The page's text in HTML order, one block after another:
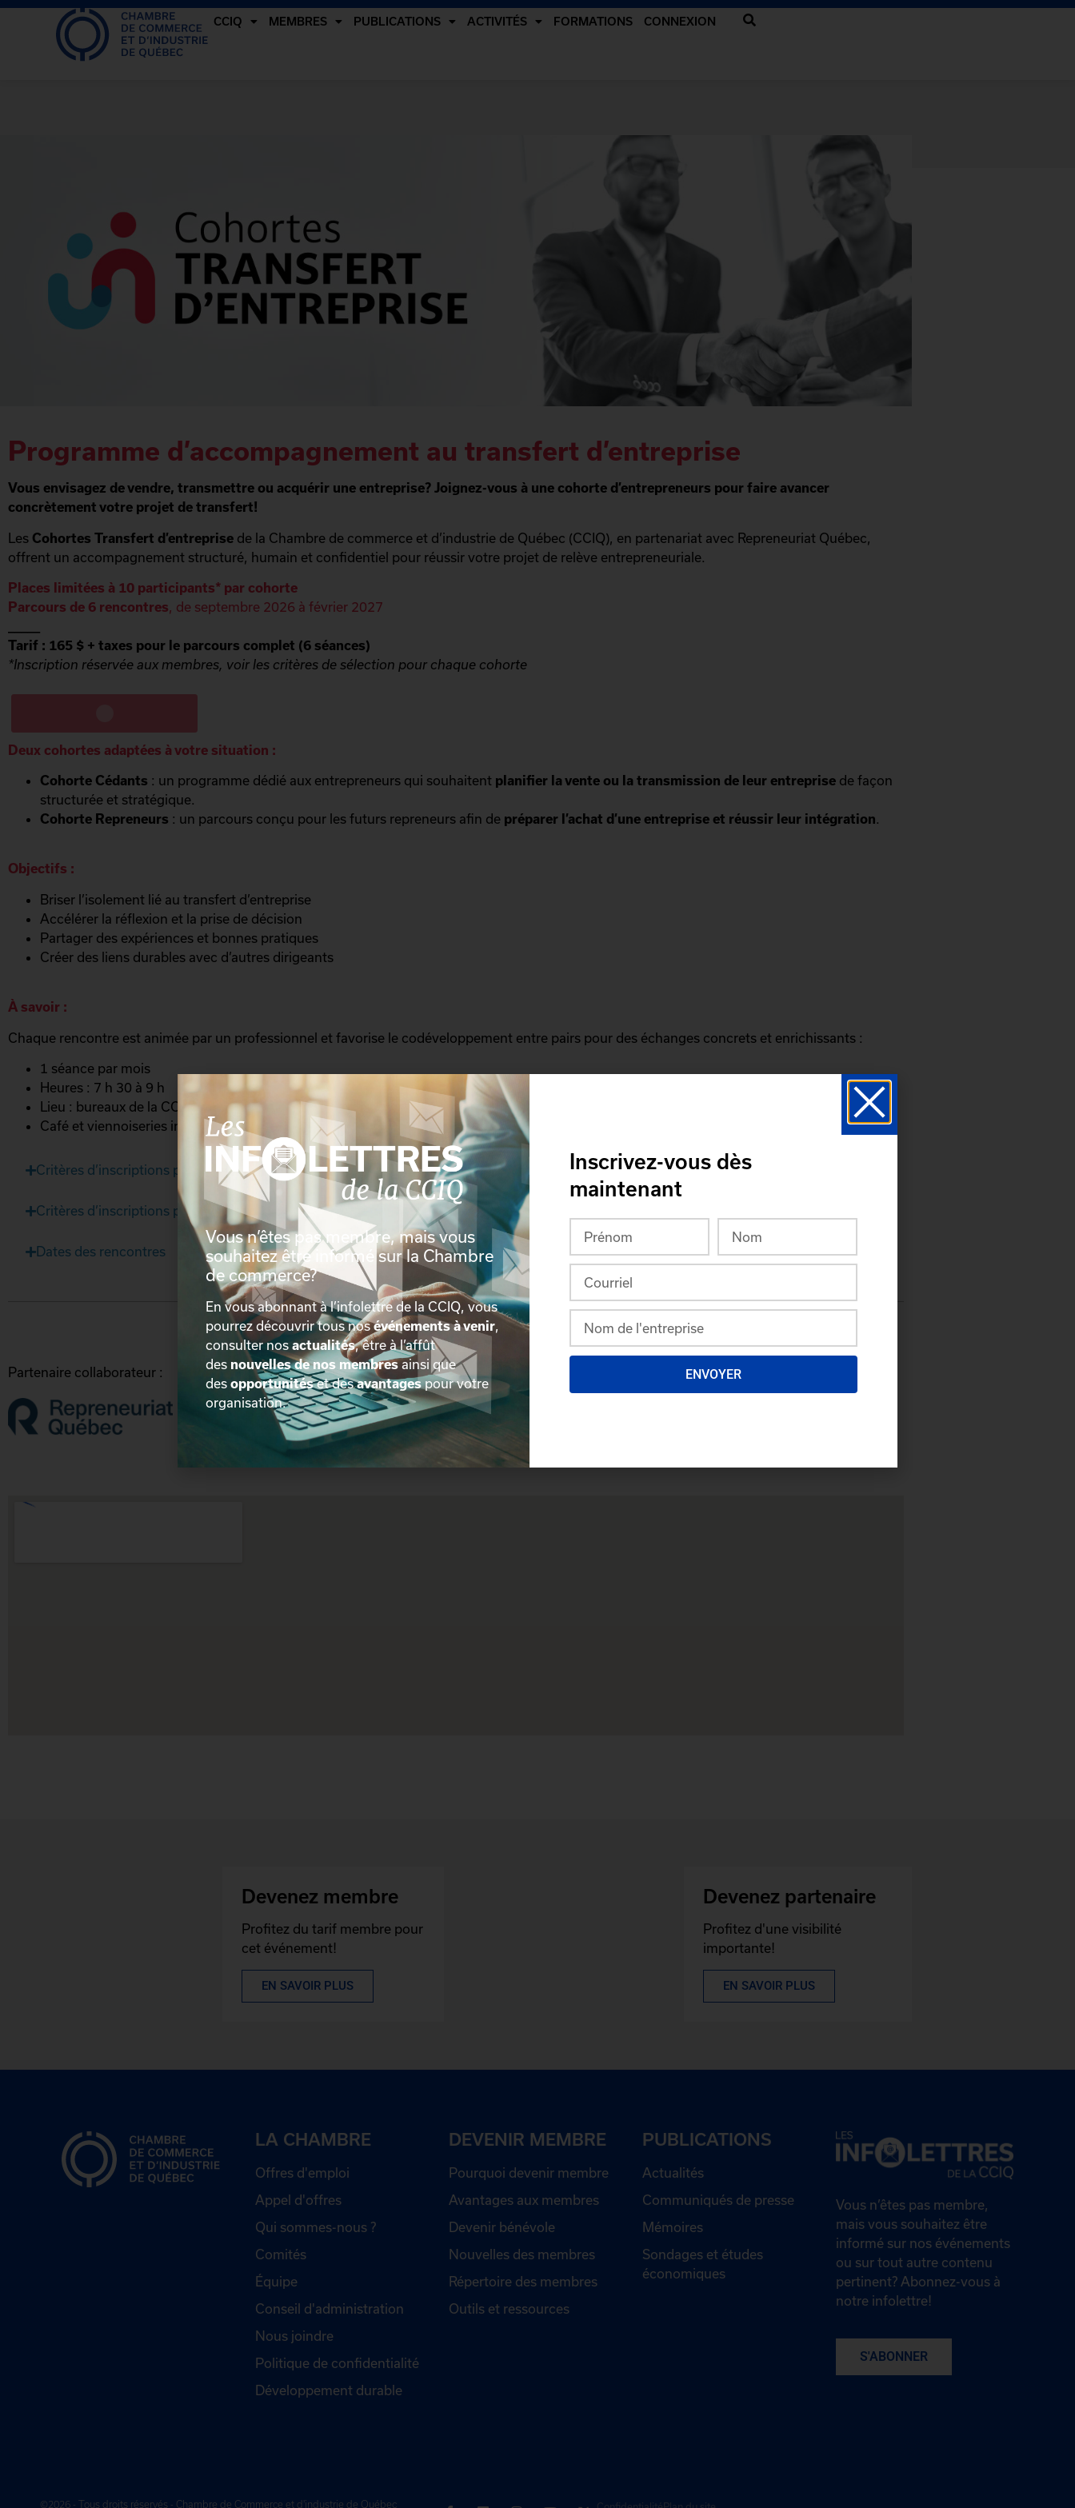
CCIQ MEMBRES PUBLICATIONS ACTIVITÉS FORMATIONS CONNEXION
Programme d’accompagnement au transfert d’entreprise
Vous envisagez de vendre, transmettre ou acquérir une entreprise? Joignez-vous à une cohorte d’entrepreneurs pour faire avancer
concrètement votre projet de transfert!
Les Cohortes Transfert d’entreprise de la Chambre de commerce et d’industrie de Québec (CCIQ), en partenariat avec Repreneuriat Québec,
offrent un accompagnement structuré, humain et confidentiel pour réussir votre projet de relève entrepreneuriale.
Places limitées à 10 participants* par cohorte
Parcours de 6 rencontres, de septembre 2026 à février 2027
Tarif : 165 $ + taxes pour le parcours complet (6 séances)
*Inscription réservée aux membres, voir les critères de sélection pour chaque cohorte
Deux cohortes adaptées à votre situation :
Cohorte Cédants : un programme dédié aux entrepreneurs qui souhaitent planifier la vente ou la transmission de leur entreprise de façon
structurée et stratégique.
Cohorte Repreneurs : un parcours conçu pour les futurs repreneurs afin de préparer l’achat d’une entreprise et réussir leur intégration.
Objectifs :
Briser l’isolement lié au transfert d’entreprise
Accélérer la réflexion et la prise de décision
Partager des expériences et bonnes pratiques
Créer des liens durables avec d’autres dirigeants
À savoir :
Chaque rencontre est animée par un professionnel et favorise le codéveloppement entre pairs pour des échanges concrets et enrichissants :
1 séance par mois
Heures : 7 h 30 à 9 h
Lieu : bureaux de la CCIQ
Café et viennoiseries inclus.
Critères d’inscriptions pour les cédants
Critères d’inscriptions pour les repreneurs
Dates des rencontres
Partenaire collaborateur :
Devenez membre
Profitez du tarif membre pour
cet événement!
EN SAVOIR PLUS
Devenez partenaire
Profitez d'une visibilité
importante!
EN SAVOIR PLUS
LA CHAMBRE
Offres d'emploi
Appel d'offres
Qui sommes-nous ?
Comités
Équipe
Conseil d'administration
Nous joindre
Politique de confidentialité
Développement durable
DEVENIR MEMBRE
Pourquoi devenir membre
Avantages aux membres
Devenir bénévole
Nouvelles des membres
Répertoire des membres
Outils et ressources
PUBLICATIONS
Actualités
Communiqués de presse
Mémoires
Sondages et études
économiques
Vous n’êtes pas membre,
mais vous souhaitez être
informé sur nos événements
ou sur tout autre contenu
pertinent? Abonnez-vous à
notre infolettre!
S'ABONNER
©2026 - Tous droits réservés - Chambre de Commerce et d'industrie de Québec
Vous n’êtes pas membre, mais vous
souhaitez être informé sur la Chambre
de commerce?
En vous abonnant à l’infolettre de la CCIQ, vous
pourrez découvrir tous nosévénements à venir,
consulter nosactualités, être à l’affût
des nouvelles de nos membresainsi que
des opportunitéset desavantagespour votre
organisation.
Inscrivez-vous dès
maintenant
ENVOYER